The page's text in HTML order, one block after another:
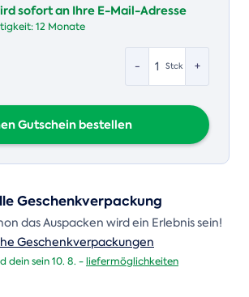
sofort an Ihre E-Mail-Adresse
12 Monate
- +
Stck
Gutschein bestellen
Geschenkverpackung
das Auspacken wird ein Erlebnis sein!
Geschenkverpackungen
dein sein 10. 8. -liefermöglichkeiten